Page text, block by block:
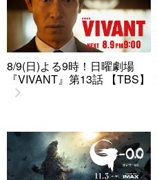
8/9(日)よる9時！日曜劇場
『VIVANT』第13話 【TBS】